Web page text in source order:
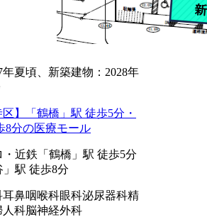
年夏頃、新築建物：2028年
区】「鶴橋」駅 徒歩5分・
8分の医療モール
・近鉄「鶴橋」駅 徒歩5分
」駅 徒歩8分
耳鼻咽喉科眼科泌尿器科精
人科脳神経外科